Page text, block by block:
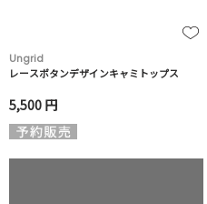
Ungrid
レースボタンデザインキャミトップス
5,500 円